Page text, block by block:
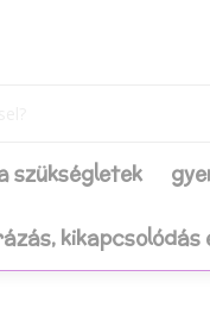
szükségletek
kikapcsolódás